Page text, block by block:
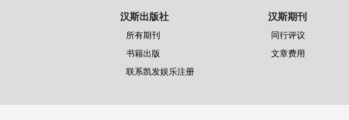
汉斯出版社
所有期刊
书籍出版
联系凯发娱乐注册
汉斯期刊
同行评议
文章费用